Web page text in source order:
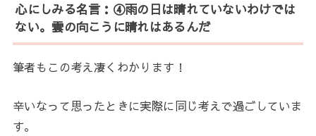
心にしみる名言：④雨の日は晴れていないわけでは
ない。雲の向こうに晴れはあるんだ
筆者もこの考え凄くわかります！
辛いなって思ったときに実際に同じ考えで過ごしていま
す。